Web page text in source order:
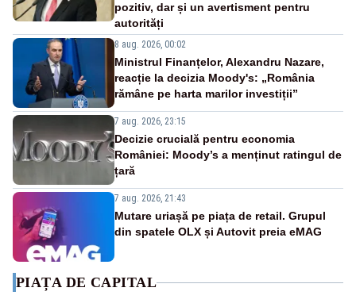
pozitiv, dar și un avertisment pentru
autorități
8 aug. 2026, 00:02
Ministrul Finanțelor, Alexandru Nazare,
reacție la decizia Moody's: „România
rămâne pe harta marilor investiții”
7 aug. 2026, 23:15
Decizie crucială pentru economia
României: Moody’s a menținut ratingul de
țară
7 aug. 2026, 21:43
Mutare uriașă pe piața de retail. Grupul
din spatele OLX și Autovit preia eMAG
PIAȚA DE CAPITAL